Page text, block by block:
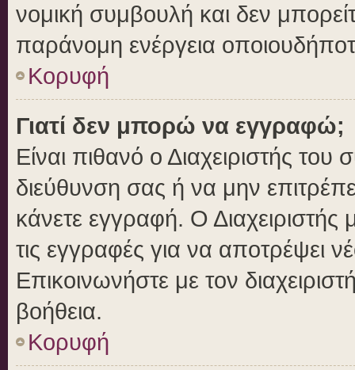
νομική συμβουλή και δεν
παράνομη ενέργεια
Κορυφή
Γιατί δεν μπορώ να εγγραφώ;
Είναι πιθανό ο Διαχειριστής του
διεύθυνση σας ή να μην
κάνετε εγγραφή. Ο Διαχειριστής
τις εγγραφές για να αποτρέψει
Επικοινωνήστε με τον
βοήθεια.
Κορυφή